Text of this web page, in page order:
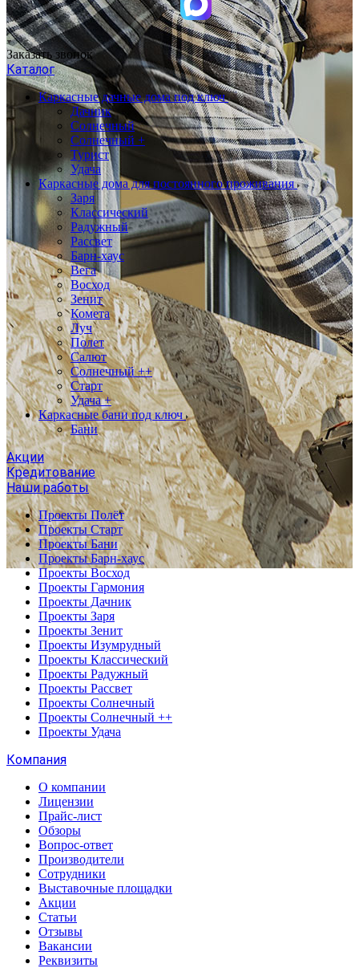
Заказать звонок
Каталог
Каркасные дачные дома под ключ
Дачник
Солнечный
Солнечный +
Турист
Удача
Каркасные дома для постоянного проживания
Заря
Классический
Радужный
Рассвет
Барн-хаус
Вега
Восход
Зенит
Комета
Луч
Полет
Салют
Солнечный ++
Старт
Удача +
Каркасные бани под ключ
Бани
Акции
Кредитование
Наши работы
Проекты Полёт
Проекты Старт
Проекты Бани
Проекты Барн-хаус
Проекты Восход
Проекты Гармония
Проекты Дачник
Проекты Заря
Проекты Зенит
Проекты Изумрудный
Проекты Классический
Проекты Радужный
Проекты Рассвет
Проекты Солнечный
Проекты Солнечный ++
Проекты Удача
Компания
О компании
Лицензии
Прайс-лист
Обзоры
Вопрос-ответ
Производители
Сотрудники
Выставочные площадки
Акции
Статьи
Отзывы
Вакансии
Реквизиты